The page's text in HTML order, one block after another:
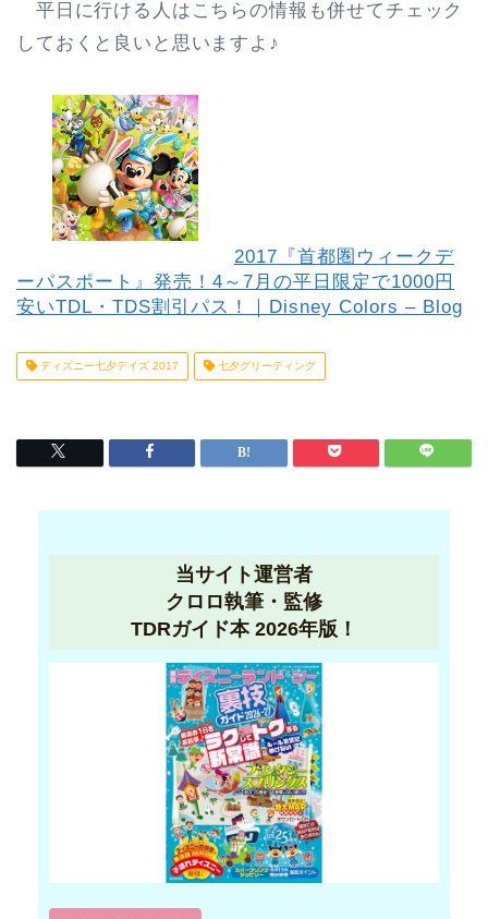
平日に行ける人はこちらの情報も併せてチェック
しておくと良いと思いますよ♪
2017『首都圏ウィークデ
ーパスポート』発売！4～7月の平日限定で1000円
安いTDL・TDS割引パス！｜Disney Colors – Blog
ディズニー七夕デイズ 2017 七夕グリーティング
当サイト運営者
クロロ執筆・監修
TDRガイド本 2026年版！